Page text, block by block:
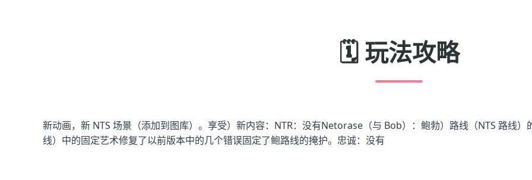
🗓️ 玩法攻略
新动画，新 NTS 场景（添加到图库）。享受）新内容：NTR：没有Netorase（与 Bob）：鲍勃）路线（NTS 路线
线）中的固定艺术修复了以前版本中的几个错误固定了鲍路线的掩护。忠诚：没有